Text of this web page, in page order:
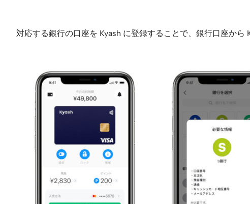
対応する銀行の口座を Kyash に登録することで、銀行口座から